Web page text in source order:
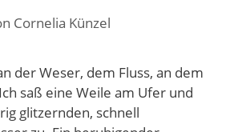
Cornelia Künzel
der Weser, dem Fluss, an dem
saß eine Weile am Ufer und
glitzernden, schnell